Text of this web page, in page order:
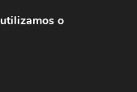
o